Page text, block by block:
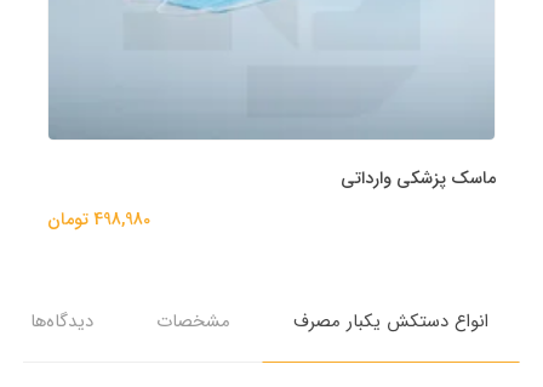
ماسک پزشکی وارداتی
498,980 تومان
انواع دستکش یکبار مصرف مشخصات دیدگاه‌ها